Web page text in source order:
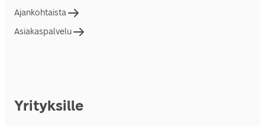
Ajankohtaista
Asiakaspalvelu
Yrityksille